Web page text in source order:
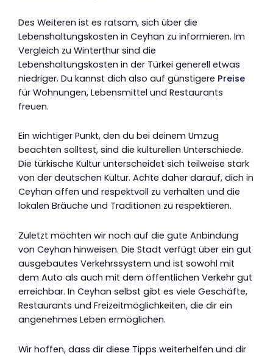
Des Weiteren ist es ratsam, sich über die
Lebenshaltungskosten in Ceyhan zu informieren. Im
Vergleich zu Winterthur sind die
Lebenshaltungskosten in der Türkei generell etwas
niedriger. Du kannst dich also auf günstigere Preise
für Wohnungen, Lebensmittel und Restaurants
freuen.
Ein wichtiger Punkt, den du bei deinem Umzug
beachten solltest, sind die kulturellen Unterschiede.
Die türkische Kultur unterscheidet sich teilweise stark
von der deutschen Kultur. Achte daher darauf, dich in
Ceyhan offen und respektvoll zu verhalten und die
lokalen Bräuche und Traditionen zu respektieren.
Zuletzt möchten wir noch auf die gute Anbindung
von Ceyhan hinweisen. Die Stadt verfügt über ein gut
ausgebautes Verkehrssystem und ist sowohl mit
dem Auto als auch mit dem öffentlichen Verkehr gut
erreichbar. In Ceyhan selbst gibt es viele Geschäfte,
Restaurants und Freizeitmöglichkeiten, die dir ein
angenehmes Leben ermöglichen.
Wir hoffen, dass dir diese Tipps weiterhelfen und dir